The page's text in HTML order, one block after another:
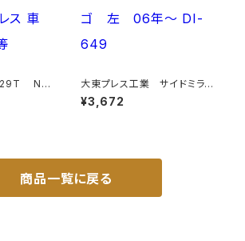
29T NV
ニッサ
ス 車検
大東プレス工業 サイドミラー/
バックミラーダイハツ ハイゼッ
トカーゴ 左 06年～ DI-64
¥3,672
商品一覧に戻る